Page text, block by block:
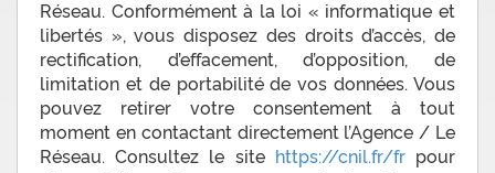
Réseau. Conformément à la loi « informatique et
libertés », vous disposez des droits d’accès, de
rectification, d’effacement, d’opposition, de
limitation et de portabilité de vos données. Vous
pouvez retirer votre consentement à tout
moment en contactant directement l’Agence / Le
Réseau. Consultez le site https://cnil.fr/frpour